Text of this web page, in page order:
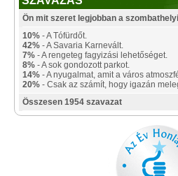
Ön mit szeret legjobban a
10% - A Tófürdőt.
42% - A Savaria Karnevált.
7% - A rengeteg fagyizási lehetőséget.
8% - A sok gondozott parkot.
14% - A nyugalmat, amit a város
20% - Csak az számít, hogy igazán
Összesen 1954 szavazat